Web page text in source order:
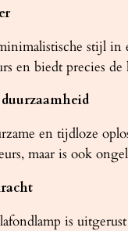
stijl in
en biedt precies
en tijdloze
maar is ook
is